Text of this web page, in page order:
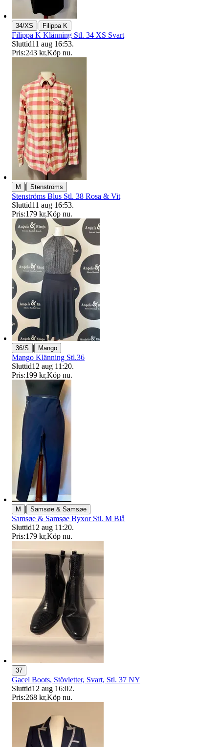
34/XS | Filippa K
Filippa K Klänning Stl. 34 XS Svart
Sluttid11 aug 16:53.
Pris:243 kr,Köp nu.
M | Stenströms
Stenströms Blus Stl. 38 Rosa & Vit
Sluttid11 aug 16:53.
Pris:179 kr,Köp nu.
36/S | Mango
Mango Klänning Stl.36
Sluttid12 aug 11:20.
Pris:199 kr,Köp nu.
M | Samsøe & Samsøe
Samsøe & Samsøe Byxor Stl. M Blå
Sluttid12 aug 11:20.
Pris:179 kr,Köp nu.
37
Gacel Boots, Stövletter, Svart, Stl. 37 NY
Sluttid12 aug 16:02.
Pris:268 kr,Köp nu.